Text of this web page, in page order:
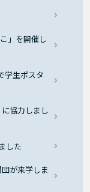
」を開催し
学生ポスタ
協力しまし
した
が来学しま